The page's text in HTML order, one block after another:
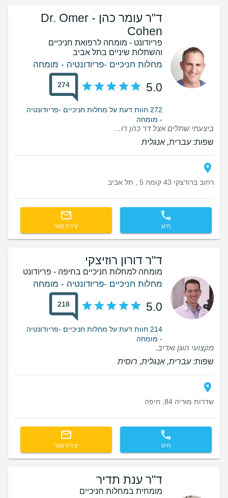
ד"ר עומר כהן - Dr. Omer
Cohen
פריודונט - מומחה לרפואת חניכיים
והשתלות שיניים בתל אביב
מחלות חניכיים -פריודונטיה - מומחה
5.0
274
272 חוות דעת על מחלות חניכיים -פריודונטיה
- מומחה
ביצעתי שתלים אצל דר כהן רופא מעולה ממש נחמד סו לא הפעם הראדןנה מיקצוען מרוצה מאוד
שפות:עברית, אנגלית
רחוב ברודצקי 43 קומה 5 , תל אביב
חיוג יצירת קשר
ד"ר דורון רוזיצקי
מומחה למחלות חניכיים בחיפה - פריודונט
מחלות חניכיים -פריודונטיה - מומחה
5.0
218
214 חוות דעת על מחלות חניכיים -פריודונטיה
- מומחה
מקצועי הוגן ואדיב.
שפות:עברית, אנגלית, רוסית
שדרות מוריה 84, חיפה
חיוג יצירת קשר
ד"ר ענת תדיר
מומחית במחלות חניכיים